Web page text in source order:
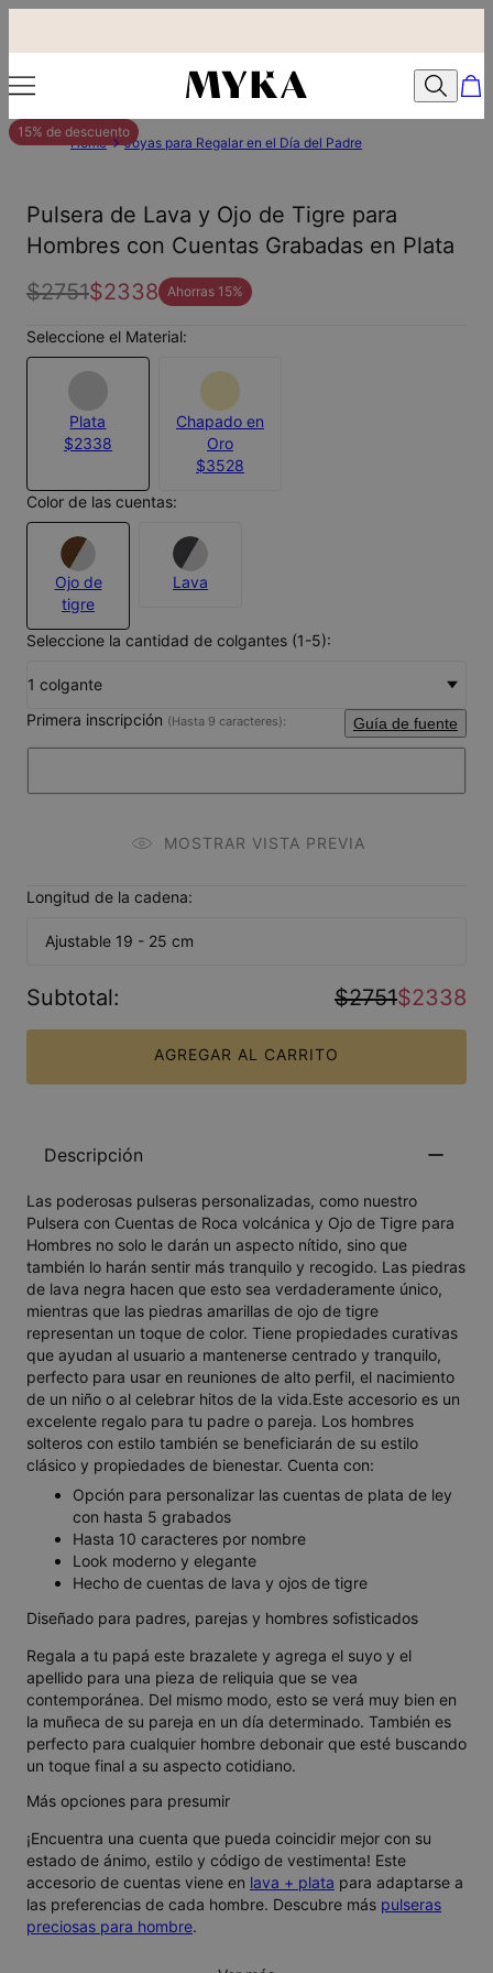
15% de descuento
Home Joyas para Regalar en el Día del Padre
Pulsera de Lava y Ojo de Tigre para
Hombres con Cuentas Grabadas en Plata
$2751$2338 Ahorras 15%
Seleccione el Material:
Plata
$2338
Chapado en
Oro
$3528
Color de las cuentas:
Ojo de
tigre
Lava
Seleccione la cantidad de colgantes (1-5):
1 colgante
Primera inscripción (Hasta 9 caracteres): Guía de fuente
MOSTRAR VISTA PREVIA
Longitud de la cadena:
Ajustable 19 - 25 cm
Subtotal: $2751$2338
AGREGAR AL CARRITO
Descripción
Las poderosas pulseras personalizadas, como nuestro
Pulsera con Cuentas de Roca volcánica y Ojo de Tigre para
Hombres no solo le darán un aspecto nítido, sino que
también lo harán sentir más tranquilo y recogido. Las piedras
de lava negra hacen que esto sea verdaderamente único,
mientras que las piedras amarillas de ojo de tigre
representan un toque de color. Tiene propiedades curativas
que ayudan al usuario a mantenerse centrado y tranquilo,
perfecto para usar en reuniones de alto perfil, el nacimiento
de un niño o al celebrar hitos de la vida.Este accesorio es un
excelente regalo para tu padre o pareja. Los hombres
solteros con estilo también se beneficiarán de su estilo
clásico y propiedades de bienestar. Cuenta con:
Opción para personalizar las cuentas de plata de ley
con hasta 5 grabados
Hasta 10 caracteres por nombre
Look moderno y elegante
Hecho de cuentas de lava y ojos de tigre
Diseñado para padres, parejas y hombres sofisticados
Regala a tu papá este brazalete y agrega el suyo y el
apellido para una pieza de reliquia que se vea
contemporánea. Del mismo modo, esto se verá muy bien en
la muñeca de su pareja en un día determinado. También es
perfecto para cualquier hombre debonair que esté buscando
un toque final a su aspecto cotidiano.
Más opciones para presumir
¡Encuentra una cuenta que pueda coincidir mejor con su
estado de ánimo, estilo y código de vestimenta! Este
accesorio de cuentas viene en lava + plata para adaptarse a
las preferencias de cada hombre. Descubre más pulseras
preciosas para hombre.